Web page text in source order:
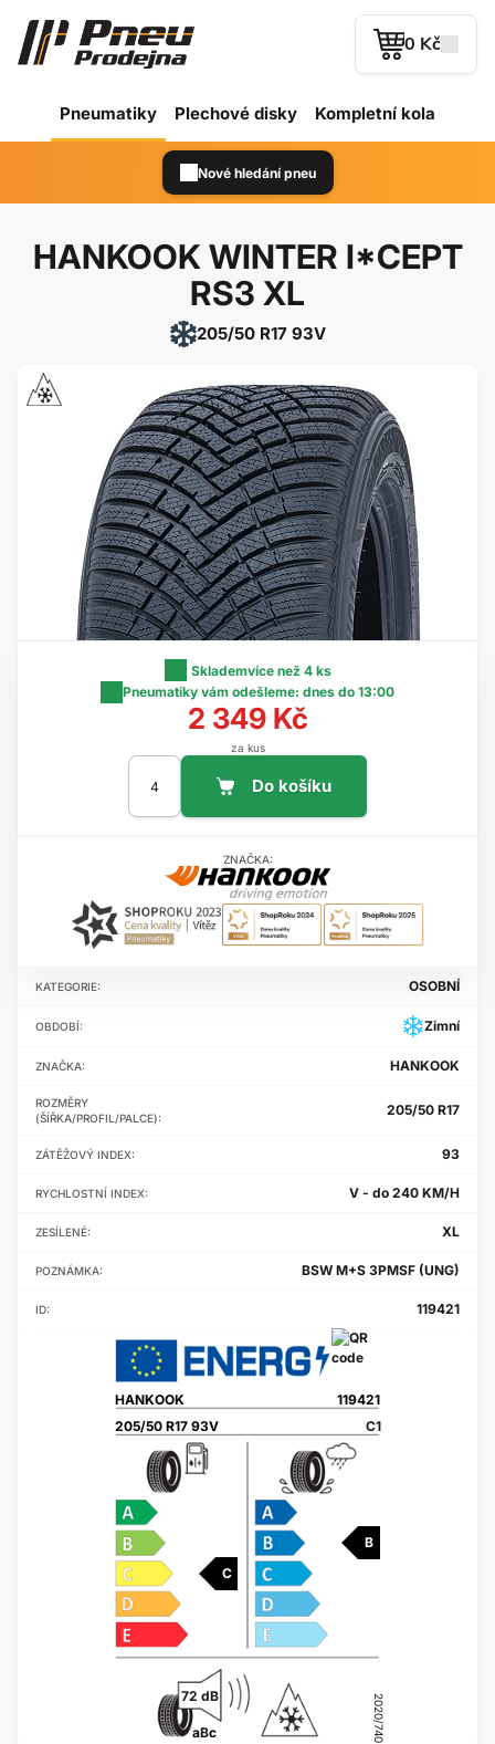
0 Kč
Pneumatiky Plechové disky Kompletní kola
Nové hledání pneu
HANKOOK WINTER I*CEPT
RS3 XL
205/50 R17 93V
KATEGORIE: OSOBNÍ
OBDOBÍ: Zimní
ZNAČKA: HANKOOK
ROZMĚRY
(ŠÍŘKA/PROFIL/PALCE):
205/50 R17
ZÁTĚŽOVÝ INDEX: 93
RYCHLOSTNÍ INDEX: V - do 240 KM/H
ZESÍLENÉ: XL
POZNÁMKA: BSW M+S 3PMSF (UNG)
ID: 119421
205/50 R17 93V
HANKOOK 119421
C
B
72 dB
C1
2020/740
aBc
Sklademvíce než 4 ks
Pneumatiky vám odešleme: dnes do 13:00
2 349 Kč
za kus
ZNAČKA: